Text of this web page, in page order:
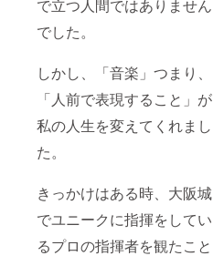
で立つ人間ではありません
でした。
しかし、「音楽」つまり、
「人前で表現すること」が
私の人生を変えてくれまし
た。
きっかけはある時、大阪城
でユニークに指揮をしてい
るプロの指揮者を観たこと